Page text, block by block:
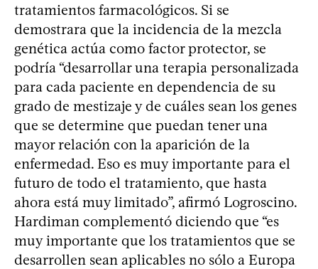
tratamientos farmacológicos. Si se
demostrara que la incidencia de la mezcla
genética actúa como factor protector, se
podría “desarrollar una terapia personalizada
para cada paciente en dependencia de su
grado de mestizaje y de cuáles sean los genes
que se determine que puedan tener una
mayor relación con la aparición de la
enfermedad. Eso es muy importante para el
futuro de todo el tratamiento, que hasta
ahora está muy limitado”, afirmó Logroscino.
Hardiman complementó diciendo que “es
muy importante que los tratamientos que se
desarrollen sean aplicables no sólo a Europa